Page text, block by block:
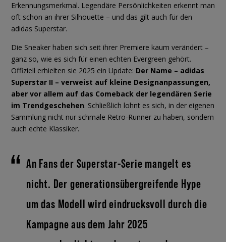
Erkennungsmerkmal. Legendäre Persönlichkeiten erkennt man
oft schon an ihrer Silhouette – und das gilt auch für den
adidas Superstar.
Die Sneaker haben sich seit ihrer Premiere kaum verändert –
ganz so, wie es sich für einen echten Evergreen gehört.
Offiziell erhielten sie 2025 ein Update: Der Name – adidas
Superstar II – verweist auf kleine Designanpassungen,
aber vor allem auf das Comeback der legendären Serie
im Trendgeschehen. Schließlich lohnt es sich, in der eigenen
Sammlung nicht nur schmale Retro-Runner zu haben, sondern
auch echte Klassiker.
An Fans der Superstar-Serie mangelt es
nicht. Der generationsübergreifende Hype
um das Modell wird eindrucksvoll durch die
Kampagne aus dem Jahr 2025